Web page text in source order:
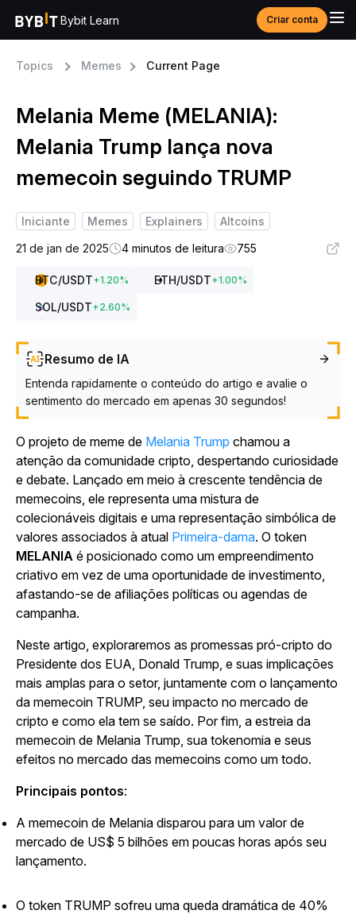
Bybit Learn Criar conta
Topics Memes Current Page
Melania Meme (MELANIA):
Melania Trump lança nova
memecoin seguindo TRUMP
Iniciante Memes Explainers
Altcoins
21 de jan de 2025
4 minutos de leitura 755
BTC/USDT+1.20% ETH/USDT+1.00%
SOL/USDT+2.60%
Resumo de IA
Entenda rapidamente o conteúdo do artigo e avalie o
sentimento do mercado em apenas 30 segundos!
O projeto de meme de Melania Trump chamou a
atenção da comunidade cripto, despertando curiosidade
e debate. Lançado em meio à crescente tendência de
memecoins, ele representa uma mistura de
colecionáveis digitais e uma representação simbólica de
valores associados à atual Primeira-dama. O token
MELANIA é posicionado como um empreendimento
criativo em vez de uma oportunidade de investimento,
afastando-se de afiliações políticas ou agendas de
campanha.
Neste artigo, exploraremos as promessas pró-cripto do
Presidente dos EUA, Donald Trump, e suas implicações
mais amplas para o setor, juntamente com o lançamento
da memecoin TRUMP, seu impacto no mercado de
cripto e como ela tem se saído. Por fim, a estreia da
memecoin de Melania Trump, sua tokenomia e seus
efeitos no mercado das memecoins como um todo.
Principais pontos:
A memecoin de Melania disparou para um valor de
mercado de US$ 5 bilhões em poucas horas após seu
lançamento.
O token TRUMP sofreu uma queda dramática de 40%